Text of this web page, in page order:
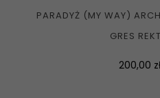
PARADYŻ (MY WAY)
GRES
Cena
200,00 zł